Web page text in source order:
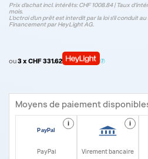
Prix d’achat incl. intérêts: CHF 1008.84 | Taux
mois.
L'octroi d'un prêt est interdit par la loi s'il conduit
Financement par HeyLight AG.
ou3 x CHF 331.62
Moyens de paiement
i
PayPal
i
Virement bancaire